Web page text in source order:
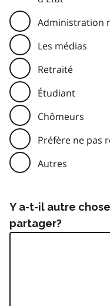
Administration
Les médias
Retraité
Étudiant
Chômeurs
Préfère ne pas
Autres
Y a-t-il autre
partager?